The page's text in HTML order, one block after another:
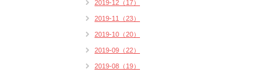
2019-12（17）
2019-11（23）
2019-10（20）
2019-09（22）
2019-08（19）